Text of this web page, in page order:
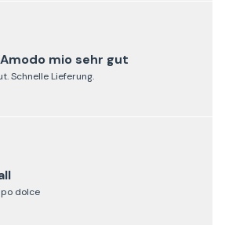
mio sehr gut
Schnelle Lieferung.
dolce